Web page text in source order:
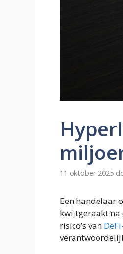
11 oktober 2025
Een handelaar
kwijtgeraakt na
risico’s van